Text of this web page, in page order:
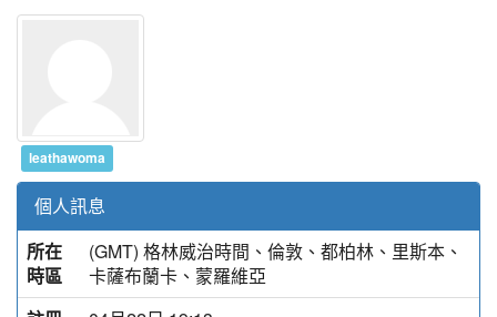
leathawoma
個人訊息
所在
時區
(GMT) 格林威治時間、倫敦、都柏林、里斯本、
卡薩布蘭卡、蒙羅維亞